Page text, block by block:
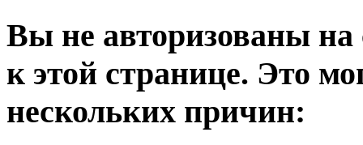
Вы не авторизованы на
к этой странице. Это
нескольких причин: